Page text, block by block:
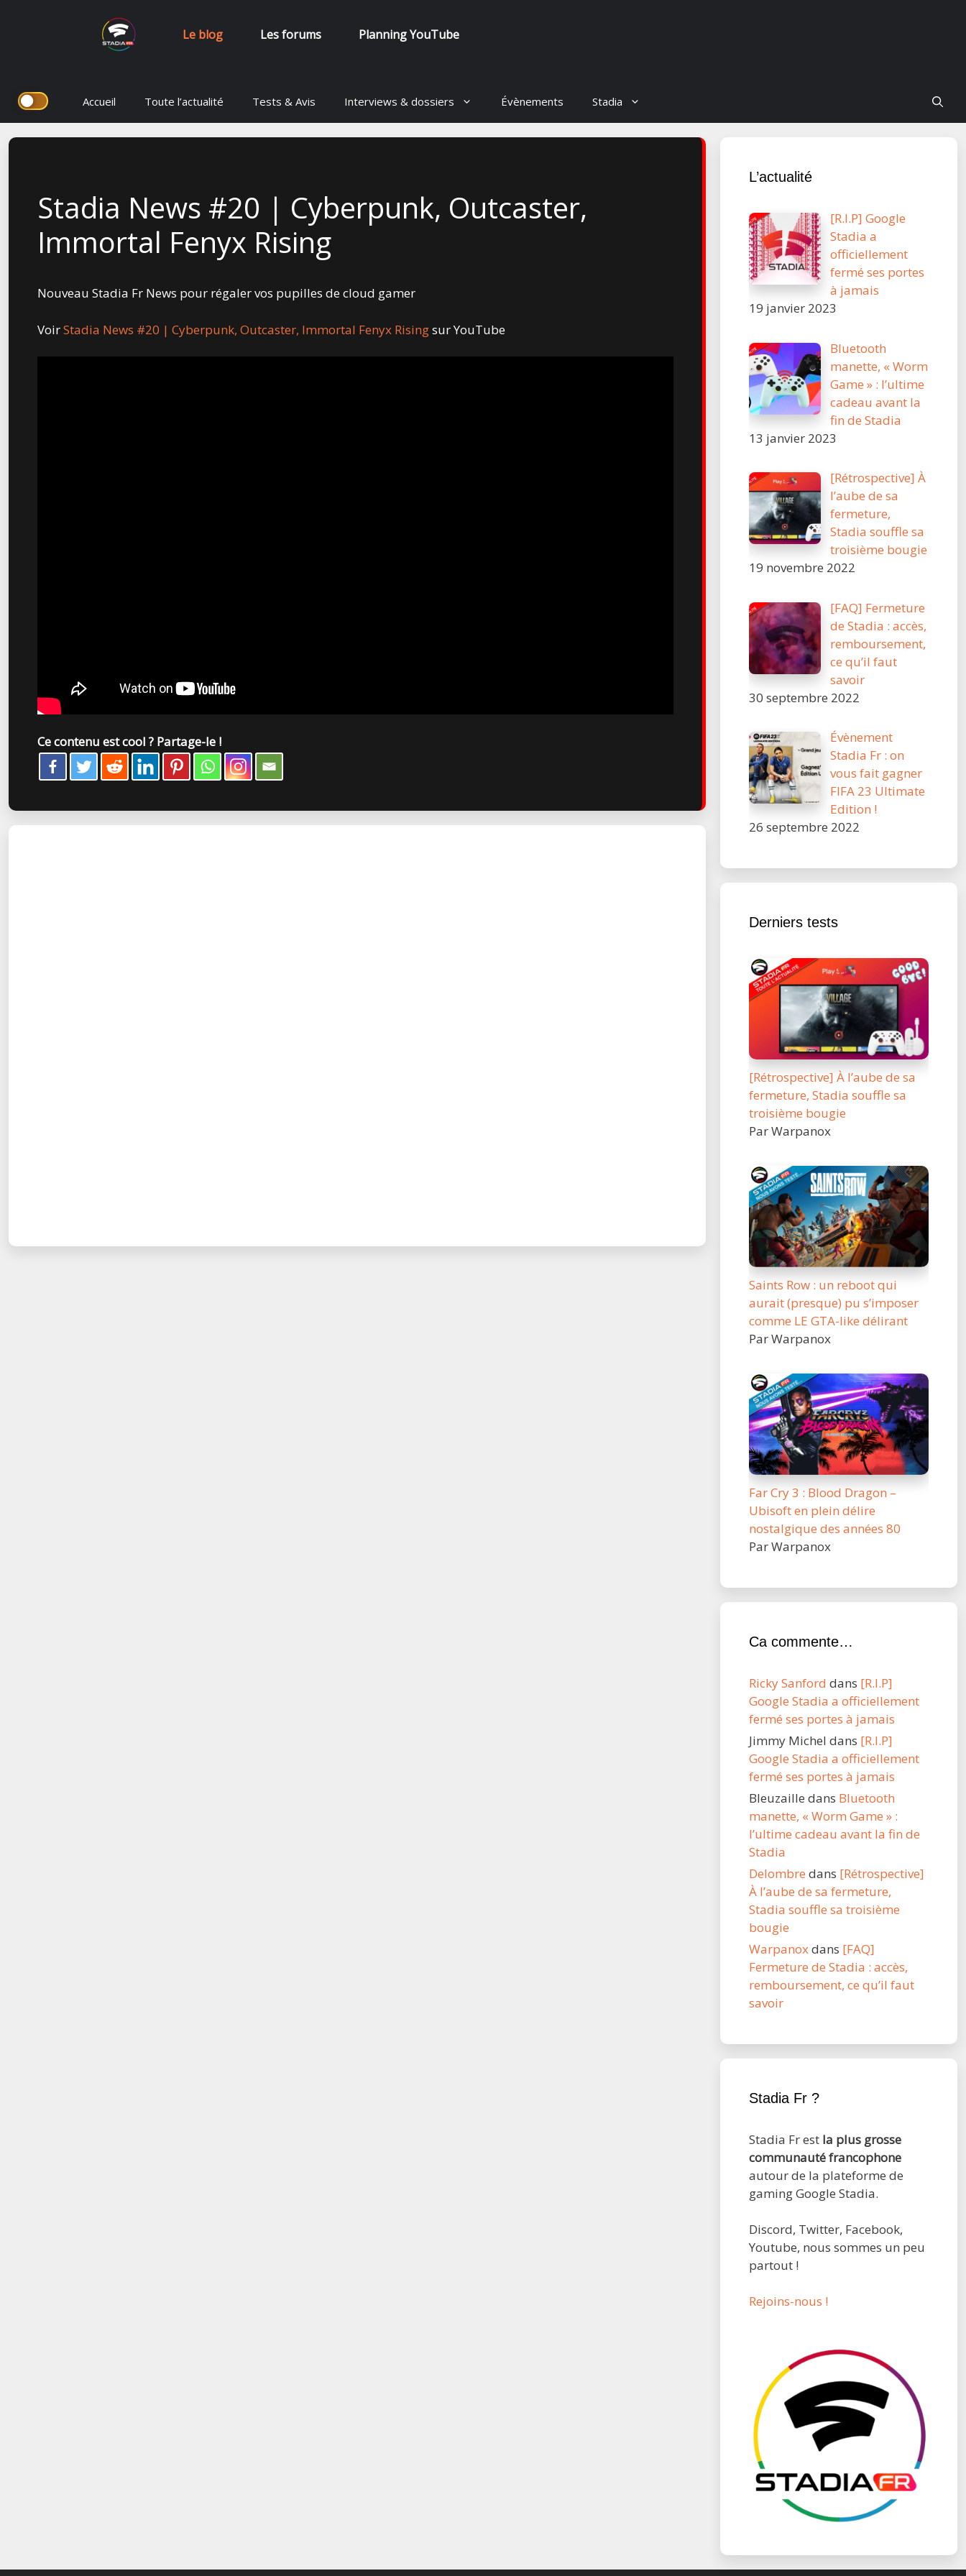
Le blog Les forums Planning YouTube
Aller
contenu
Accueil Toute l’actualité Tests & Avis Interviews & dossiers Évènements Stadia
Stadia News #20 | Cyberpunk, Outcaster,
Immortal Fenyx Rising
Nouveau Stadia Fr News pour régaler vos pupilles de cloud gamer
VoirStadia News #20 | Cyberpunk, Outcaster, Immortal Fenyx Risingsur YouTube
Ce contenu est cool ? Partage-le !
L’actualité
[R.I.P] Google
Stadia a
officiellement
fermé ses portes
à jamais
19 janvier 2023
Bluetooth
manette, « Worm
Game » : l’ultime
cadeau avant la
fin de Stadia
13 janvier 2023
[Rétrospective] À
l’aube de sa
fermeture,
Stadia souffle sa
troisième bougie
19 novembre 2022
[FAQ] Fermeture
de Stadia : accès,
remboursement,
ce qu’il faut
savoir
30 septembre 2022
Évènement
Stadia Fr : on
vous fait gagner
FIFA 23 Ultimate
Edition !
26 septembre 2022
Derniers tests
[Rétrospective] À l’aube de sa
fermeture, Stadia souffle sa
troisième bougie
Par Warpanox
Saints Row : un reboot qui
aurait (presque) pu s’imposer
comme LE GTA-like délirant
Par Warpanox
Far Cry 3 : Blood Dragon –
Ubisoft en plein délire
nostalgique des années 80
Par Warpanox
Ca commente…
Ricky Sanford dans [R.I.P]
Google Stadia a officiellement
fermé ses portes à jamais
Jimmy Michel dans [R.I.P]
Google Stadia a officiellement
fermé ses portes à jamais
Bleuzaille dans Bluetooth
manette, « Worm Game » :
l’ultime cadeau avant la fin de
Stadia
Delombre dans [Rétrospective]
À l’aube de sa fermeture,
Stadia souffle sa troisième
bougie
Warpanoxdans [FAQ]
Fermeture de Stadia : accès,
remboursement, ce qu’il faut
savoir
Stadia Fr ?
Stadia Fr est la plus grosse
communauté francophone
autour de la plateforme de
gaming Google Stadia.
Discord, Twitter, Facebook,
Youtube, nous sommes un peu
partout !
Rejoins-nous !